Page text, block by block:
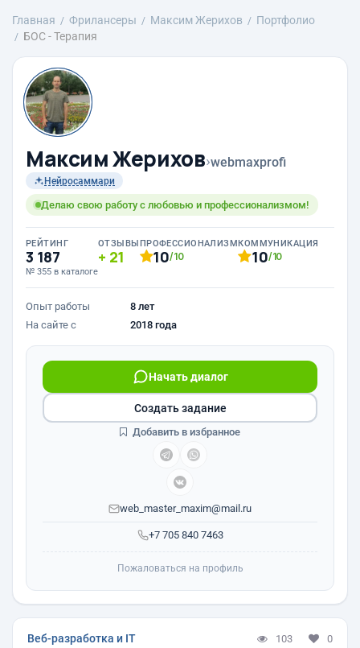
Главная Фрилансеры Максим Жерихов
Портфолио
БОС - Терапия
Максим Жерихов›webmaxprofi
Нейросаммари
Делаю свою работу с любовью и профессионализмом!
РЕЙТИНГ
3 187
№ 355 в каталоге
ОТЗЫВЫ
21
ПРОФЕССИОНАЛИЗМ
10/10
КОММУНИКАЦИЯ
10/10
Опыт работы
8 лет
На сайте с
2018 года
+7 705 840 7463
Начать диалог
web_master_maxim@mail.ru
Создать задание
Добавить в избранное
Пожаловаться на профиль
Веб-разработка и IT 103 0